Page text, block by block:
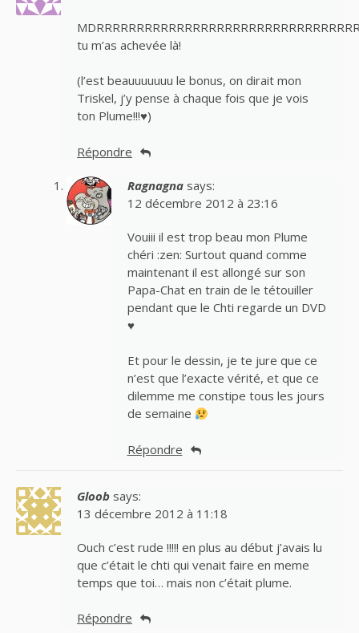
tu m’as achevée là!
(l’est beauuuuuuu le bonus, on dirait mon
Triskel, j’y pense à chaque fois que je vois
ton Plume!!!♥)
Répondre
Ragnagna says:
12 décembre 2012 à 23:16
Vouiii il est trop beau mon Plume
chéri :zen: Surtout quand comme
maintenant il est allongé sur son
Papa-Chat en train de le tétouiller
pendant que le Chti regarde un DVD
♥
Et pour le dessin, je te jure que ce
n’est que l’exacte vérité, et que ce
dilemme me constipe tous les jours
de semaine
Répondre
Gloob says:
13 décembre 2012 à 11:18
Ouch c’est rude !!!!! en plus au début j’avais lu
que c’était le chti qui venait faire en meme
temps que toi… mais non c’était plume.
Répondre